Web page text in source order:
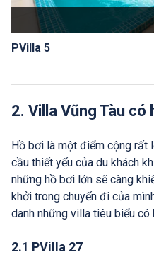
PVilla 5
2. Villa Vũng Tàu có
Hồ bơi là một điểm cộng rất
cầu thiết yếu của du khách
những hồ bơi lớn sẽ càng
khởi trong chuyến đi của
danh những villa tiêu biểu có
2.1 PVilla 27